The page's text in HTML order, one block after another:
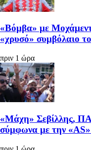
«Βόμβα» με
«χρυσό» συμβόλαιο
πριν 1 ώρα
«Μάχη» Σεβίλλης,
σύμφωνα με την